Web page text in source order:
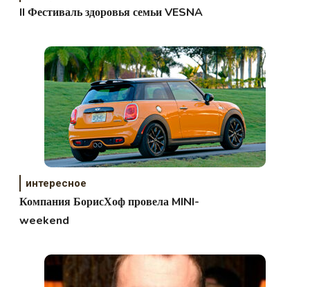
II Фестиваль здоровья семьи VESNA
интересное
Компания БорисХоф провела MINI-
weekend